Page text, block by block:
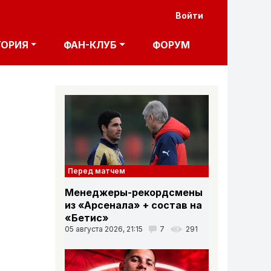
User
Войти
ФАН-КЛУБ ФОРУМ
Перед матчем
Менеджеры-рекордсмены
из «Арсенала» + состав на
«Бетис»
05 августа 2026, 21:15 7 291